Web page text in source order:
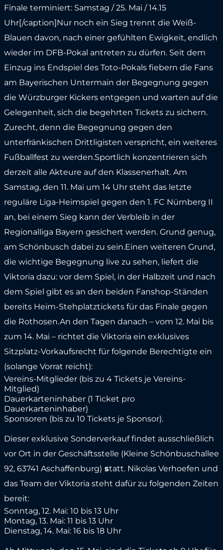
Finale terminiert: Samstag / 25. Mai / 14.15
Uhr[/caption]Nur noch ein Sieg trennt die Weiß-
Blauen davon, nach einer gefühlten Ewigkeit, endlich
wieder im DFB-Pokal antreten zu dürfen. Seit dem
Einzug ins Endspiel des Toto-Pokals fiebern die Fans
am Bayerischen Untermain der Begegnung gegen
die Würzburger Kickers entgegen und warten auf die
Gelegenheit, sich die begehrten Tickets zu sichern.
Zurecht, denn die Begegnung gegen den
unterfränkischen Drittligisten verspricht, ein weiteres
Fußballfest zu werden.Sportlich konzentrieren sich
derzeit alle Akteure auf den Klassenerhalt. Am
Samstag, den 11. Mai um 14 Uhr steht das letzte
reguläre Liga-Heimspiel gegen den 1. FC Nürnberg II
an, bei einem Sieg kann der Verbleib in der
Regionalliga Bayern gesichert werden. Grund genug,
am Schönbusch dabei zu sein.Einen weiteren Grund,
die wichtige Begegnung live zu sehen, liefert die
Viktoria dazu: vor dem Spiel, in der Halbzeit und nach
dem Spiel gibt es an den beiden Fanshop-Ständen
bereits Heim-Stehplatztickets für das Finale gegen
die Rothosen.An den Tagen danach – vom 12. Mai bis
zum 14. Mai – richtet die Viktoria ein exklusives
Sitzplatz-Vorkaufsrecht für folgende Berechtigte ein
(solange Vorrat reicht):
Vereins-Mitglieder (bis zu 4 Tickets je Vereins-
Mitglied)
Dauerkarteninhaber (1 Ticket pro
Dauerkarteninhaber)
Sponsoren (bis zu 10 Tickets je Sponsor).
Dieser exklusive Sonderverkauf findet ausschließlich
vor Ort in der Geschäftsstelle (Kleine Schönbuschallee
92, 63741 Aschaffenburg) statt. Nikolas Verhoefen und
das Team der Viktoria steht dafür zu folgenden Zeiten
bereit:
Sonntag, 12. Mai: 10 bis 13 Uhr
Montag, 13. Mai: 11 bis 13 Uhr
Dienstag, 14. Mai: 16 bis 18 Uhr